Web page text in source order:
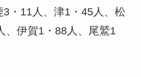
・11人、津1・45人、松
、伊賀1・88人、尾鷲1